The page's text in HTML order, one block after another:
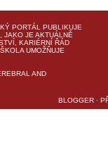
PORTÁL PUBLIKUJE
JAKO JE AKTUÁLNĚ
KARIÉRNÍ ŘÁD
UMOŽŇUJE
AND
BLOGGER ·